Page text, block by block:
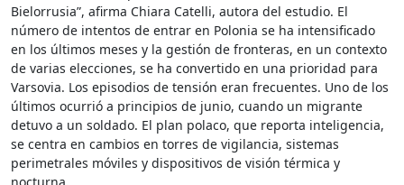
Bielorrusia”, afirma Chiara Catelli, autora del estudio. El
número de intentos de entrar en Polonia se ha intensificado
en los últimos meses y la gestión de fronteras, en un contexto
de varias elecciones, se ha convertido en una prioridad para
Varsovia. Los episodios de tensión eran frecuentes. Uno de los
últimos ocurrió a principios de junio, cuando un migrante
detuvo a un soldado. El plan polaco, que reporta inteligencia,
se centra en cambios en torres de vigilancia, sistemas
perimetrales móviles y dispositivos de visión térmica y